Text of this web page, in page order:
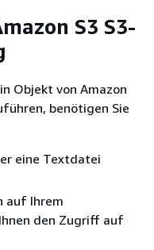
S3 S3-
Objekt von Amazon
benötigen Sie
eine Textdatei
auf Ihrem
den Zugriff auf